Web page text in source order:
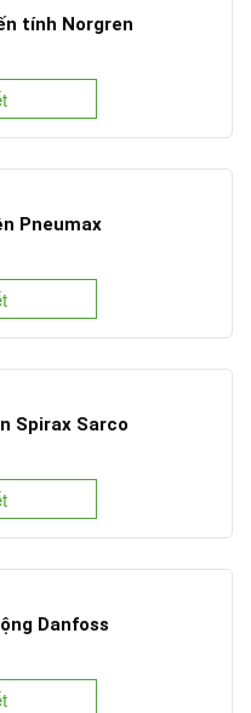
tính Norgren
Pneumax
Spirax Sarco
Danfoss